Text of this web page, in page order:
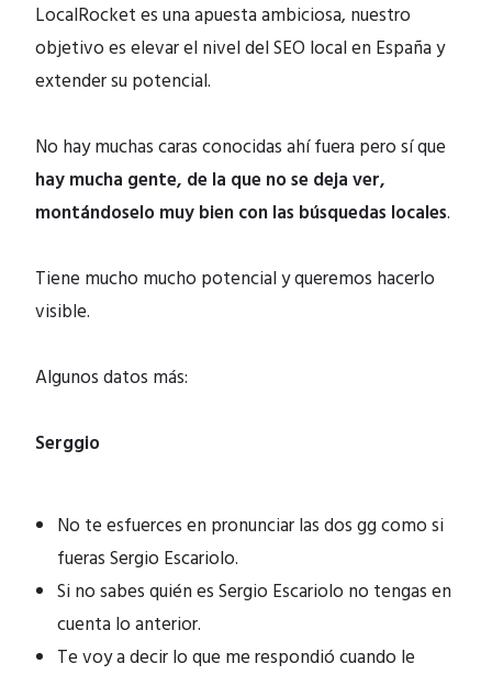
LocalRocket es una apuesta ambiciosa, nuestro
objetivo es elevar el nivel del SEO local en España y
extender su potencial.
No hay muchas caras conocidas ahí fuera pero sí que
hay mucha gente, de la que no se deja ver,
montándoselo muy bien con las búsquedas locales.
Tiene mucho mucho potencial y queremos hacerlo
visible.
Algunos datos más:
Serggio
No te esfuerces en pronunciar las dos gg como si
fueras Sergio Escariolo.
Si no sabes quién es Sergio Escariolo no tengas en
cuenta lo anterior.
Te voy a decir lo que me respondió cuando le